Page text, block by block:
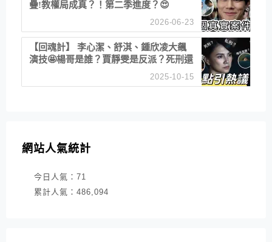
疊!教權局成真？！第二季進度？😍
2026-06-23
【回魂計】 李心潔、舒淇、鍾欣凌大飆
演技🤩楊哥是誰？賈靜雯是反派？死刑還
2025-10-15
網站人氣統計
今日人氣： 71
累計人氣： 486,094